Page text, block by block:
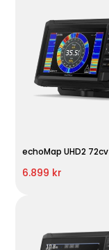
echoMap UHD2 72cv
6.899 kr